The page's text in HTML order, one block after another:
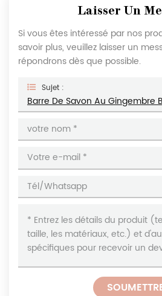
Laisser Un
Si vous êtes intéressé par nos
savoir plus, veuillez laisser un
répondrons dès que possible.
Sujet :